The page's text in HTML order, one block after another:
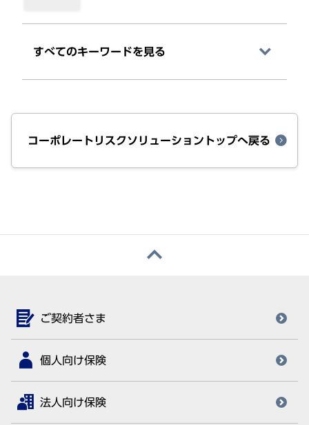
すべてのキーワードを⾒る
コーポレートリスクソリューショントップへ戻る
ご契約者さま
個人向け保険
法人向け保険